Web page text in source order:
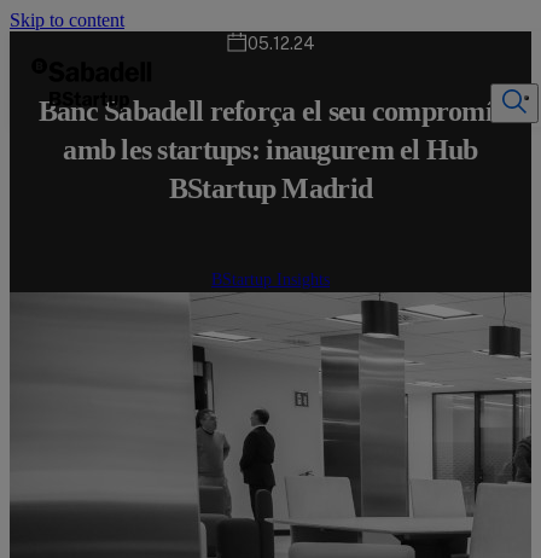
Skip to content
05.12.24
Banc Sabadell reforça el seu compromís
amb les startups: inaugurem el Hub
BStartup Madrid
BStartup Insights